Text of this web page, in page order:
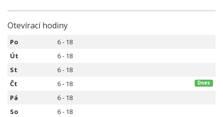
Otevírací hodiny
Po
6 - 18
Út
6 - 18
St
6 - 18
Čt
6 - 18 Dnes
Pá
6 - 18
So
6 - 18